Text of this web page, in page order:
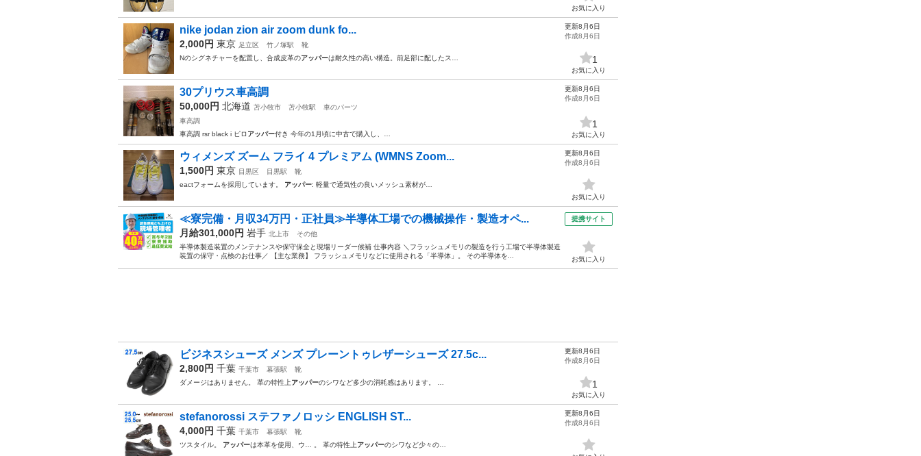
お気に入り
nike jodan zion air zoom dunk fo...
2,000円 東京 足立区 竹ノ塚駅
靴
Nのシグネチャーを配置し、合成皮革のアッパーは耐久性の高い構造。前足部に配したス…
更新8月6日
作成8月6日
1
お気に入り
30プリウス車高調
50,000円 北海道 苫小牧市 苫小牧駅
車のパーツ
車高調
車高調 rsr black i ピロ アッパー付き 今年の1月頃に中古で購入し、…
更新8月6日
作成8月6日
1
お気に入り
ウィメンズ ズーム フライ 4 プレミアム (WMNS Zoom...
1,500円 東京 目黒区 目黒駅
靴
eactフォームを採用しています。 アッパー: 軽量で通気性の良いメッシュ素材が…
更新8月6日
作成8月6日
お気に入り
≪寮完備・月収34万円・正社員≫半導体工場での機械操作・製造オペ...
月給301,000円 岩手 北上市
その他
半導体製造装置のメンテナンスや保守保全と現場リーダー候補 仕事内容 ＼フラッシュメモリの製造を行う工場で半導体製造
装置の保守・点検のお仕事／ 【主な業務】 フラッシュメモリなどに使用される「半導体」。 その半導体を...
提携サイト
お気に入り
ビジネスシューズ メンズ プレーントゥレザーシューズ 27.5c...
2,800円 千葉 千葉市 幕張駅
靴
ダメージはありません。 革の特性上アッパーのシワなど多少の消耗感はあります。 …
更新8月6日
作成8月6日
1
お気に入り
stefanorossi ステファノロッシ ENGLISH ST...
4,000円 千葉 千葉市 幕張駅
靴
ツスタイル。 アッパーは本革を使用、ウ… 。 革の特性上アッパーのシワなど少々の…
更新8月6日
作成8月6日